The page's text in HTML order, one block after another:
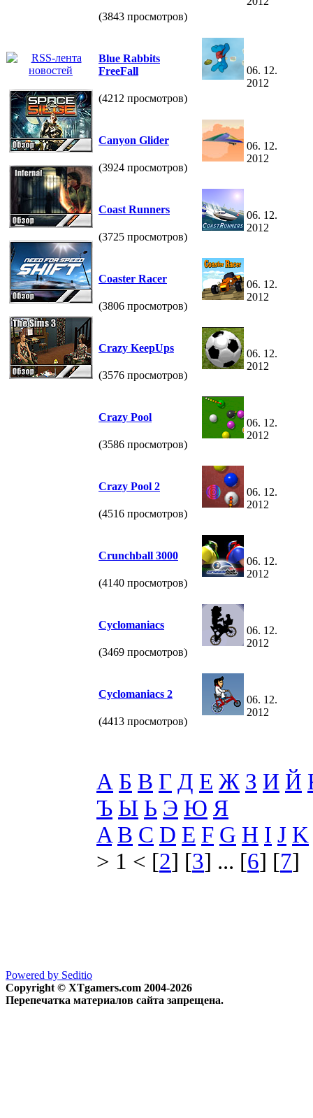
(3843 просмотров)
Blue Rabbits
FreeFall
(4212 просмотров)
06. 12.
2012
Canyon Glider
(3924 просмотров)
06. 12.
2012
Coast Runners
(3725 просмотров)
06. 12.
2012
Coaster Racer
(3806 просмотров)
06. 12.
2012
Crazy KeepUps
(3576 просмотров)
06. 12.
2012
Crazy Pool
(3586 просмотров)
06. 12.
2012
Crazy Pool 2
(4516 просмотров)
06. 12.
2012
Crunchball 3000
(4140 просмотров)
06. 12.
2012
Cyclomaniacs
(3469 просмотров)
06. 12.
2012
Cyclomaniacs 2
(4413 просмотров)
06. 12.
2012
А Б В Г Д Е Ж З И Й
Ъ Ы Ь Э Ю Я
A B C D E F G H I J K
> 1 < [2] [3] ... [6] [7]
Powered by Seditio
Copyright © XTgamers.com 2004-2026
Перепечатка материалов сайта запрещена.